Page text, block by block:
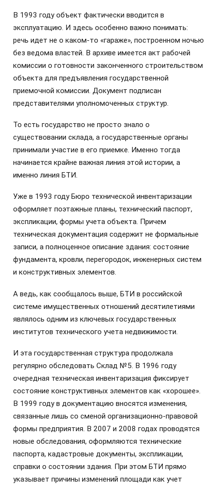
В 1993 году объект фактически вводится в
эксплуатацию. И здесь особенно важно понимать:
речь идет не о каком-то «гараже», построенном ночью
без ведома властей. В архиве имеется акт рабочей
комиссии о готовности законченного строительством
объекта для предъявления государственной
приемочной комиссии. Документ подписан
представителями уполномоченных структур.
То есть государство не просто знало о
существовании склада, а государственные органы
принимали участие в его приемке. Именно тогда
начинается крайне важная линия этой истории, а
именно линия БТИ.
Уже в 1993 году Бюро технической инвентаризации
оформляет поэтажные планы, технический паспорт,
экспликации, формы учета объекта. Причем
техническая документация содержит не формальные
записи, а полноценное описание здания: состояние
фундамента, кровли, перегородок, инженерных систем
и конструктивных элементов.
А ведь, как сообщалось выше, БТИ в российской
системе имущественных отношений десятилетиями
являлось одним из ключевых государственных
институтов технического учета недвижимости.
И эта государственная структура продолжала
регулярно обследовать Склад №5. В 1996 году
очередная техническая инвентаризация фиксирует
состояние конструктивных элементов как «хорошее».
В 1999 году в документацию вносятся изменения,
связанные лишь со сменой организационно-правовой
формы предприятия. В 2007 и 2008 годах проводятся
новые обследования, оформляются технические
паспорта, кадастровые документы, экспликации,
справки о состоянии здания. При этом БТИ прямо
указывает причины изменений площади как учет